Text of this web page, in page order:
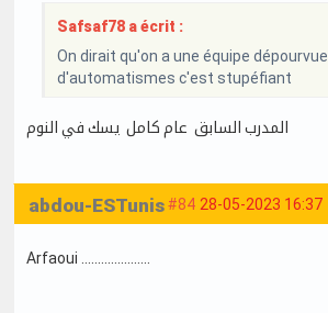
Safsaf78 a écrit :
On dirait qu'on a une équipe dépourvue
d'automatismes c'est stupéfiant
المدرب السابق عام كامل يسك في النوم
#84 28-05-2023 16:37
abdou-ESTunis
Arfaoui .....................